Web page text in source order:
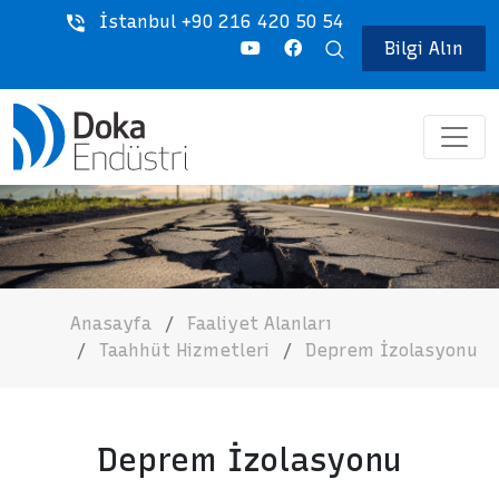
İstanbul +90 216 420 50 54
Bilgi Alın
Anasayfa
Faaliyet Alanları
Taahhüt Hizmetleri
Deprem İzolasyonu
Deprem İzolasyonu